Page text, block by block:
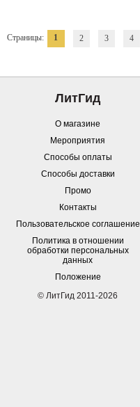
Страницы: 1 2 3 4
ЛитГид
О магазине
Мероприятия
Способы оплаты
Способы доставки
Промо
Контакты
Пользовательское соглашение
Политика в отношении
обработки персональных
данных
Положение
© ЛитГид 2011-2026